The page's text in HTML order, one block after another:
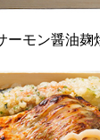
ーモン醤油麹